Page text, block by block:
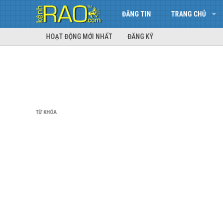
ĐĂNG TIN TRANG CHỦ
HOẠT ĐỘNG MỚI NHẤT ĐĂNG KÝ
TỪ KHÓA